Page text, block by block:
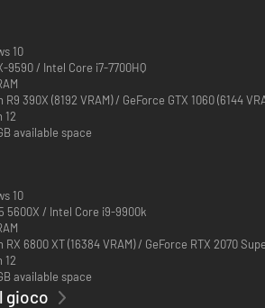
10
9590 / Intel Core i7-7700HQ
R9 390X (8192 VRAM) / GeForce GTX 1060 (6144
12
available space
10
5600X / Intel Core i9-9900k
RX 6800 XT (16384 VRAM) / GeForce RTX 2070
12
available space
gioco